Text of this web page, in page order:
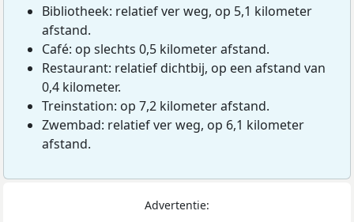
Bibliotheek: relatief ver weg, op 5,1 kilometer
afstand.
Café: op slechts 0,5 kilometer afstand.
Restaurant: relatief dichtbij, op een afstand van
0,4 kilometer.
Treinstation: op 7,2 kilometer afstand.
Zwembad: relatief ver weg, op 6,1 kilometer
afstand.
Advertentie: